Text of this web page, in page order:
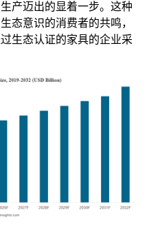
产迈出的显着一步。这种
态意识的消费者的共鸣，
生态认证的家具的企业采